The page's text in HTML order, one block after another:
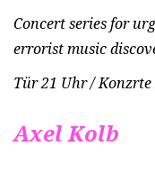
Concert series for
errorist music
Tür 21 Uhr /
Axel Kolb